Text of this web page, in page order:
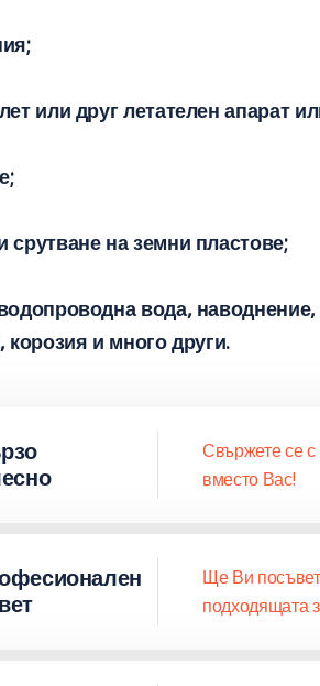
или друг летателен апарат
срутване на земни пластове;
вода,
корозия и много други.
Свържете се
вместо Вас!
Ще Ви
подходящата